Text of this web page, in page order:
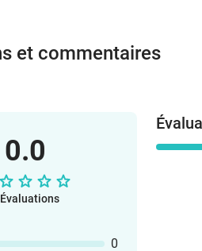
et commentaires
0.0
0